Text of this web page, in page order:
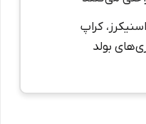
کراپ
بولد